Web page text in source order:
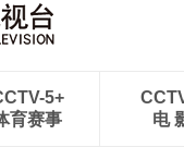
5+
育赛事
电